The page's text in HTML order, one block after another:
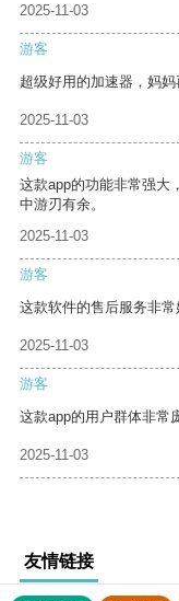
2025-11-03
游客
超级好用的加速器，妈
2025-11-03
游客
这款app的功能非常强大
中游刃有余。
2025-11-03
游客
这款软件的售后服务非常
2025-11-03
游客
这款app的用户群体非常
2025-11-03
友情链接